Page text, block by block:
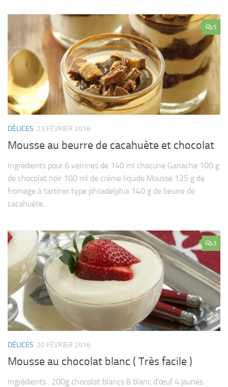
5
DÉLICES 23 FÉVRIER 2016
Mousse au beurre de cacahuète et chocolat
Ingrédients pour 6 verrines de 140 ml chacune Ganache 100 g
de chocolat noir 100 ml de crème liquide Mousse 125 g de
fromage à tartiner type philadelphia 140 g de beurre de
cacahuète...
3
DÉLICES 20 FÉVRIER 2016
Mousse au chocolat blanc ( Très facile )
Ingrédients : 200g chocolat blancs 8 blanc d’œuf 4 jaunes